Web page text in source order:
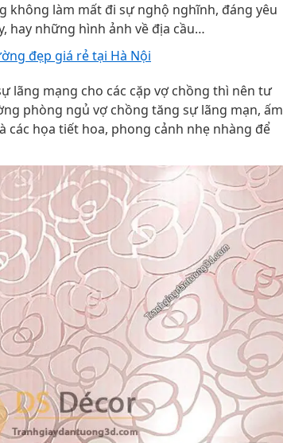
không làm mất đi sự nghộ nghĩnh, đáng yêu
hay những hình ảnh về địa cầu…
đẹp giá rẻ tại Hà Nội
lãng mạng cho các cặp vợ chồng thì nên tư
phòng ngủ vợ chồng tăng sự lãng mạn, ấm
các họa tiết hoa, phong cảnh nhẹ nhàng để